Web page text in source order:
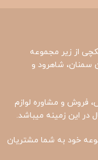
از زیر مجموعه
سمنان، شاهرود و
امر پخش، فروش و مشاوره لوازم
در این زمینه میباشد.
خود به شما مشتریان